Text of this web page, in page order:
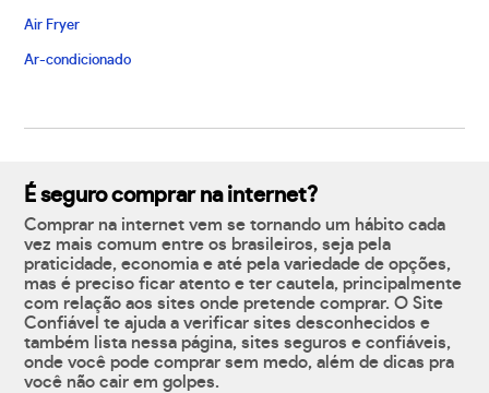
Air Fryer
Ar-condicionado
É seguro comprar na internet?
Comprar na internet vem se tornando um hábito cada
vez mais comum entre os brasileiros, seja pela
praticidade, economia e até pela variedade de opções,
mas é preciso ficar atento e ter cautela, principalmente
com relação aos sites onde pretende comprar. O Site
Confiável te ajuda a verificar sites desconhecidos e
também lista nessa página, sites seguros e confiáveis,
onde você pode comprar sem medo, além de dicas pra
você não cair em golpes.